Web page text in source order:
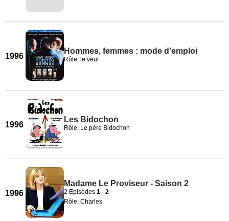
1996
Hommes, femmes : mode d'emploi
Rôle: le veuf
1996
Les Bidochon
Rôle: Le père Bidochon
1996
Madame Le Proviseur - Saison 2
2 Episodes 1 - 2
Rôle: Charles